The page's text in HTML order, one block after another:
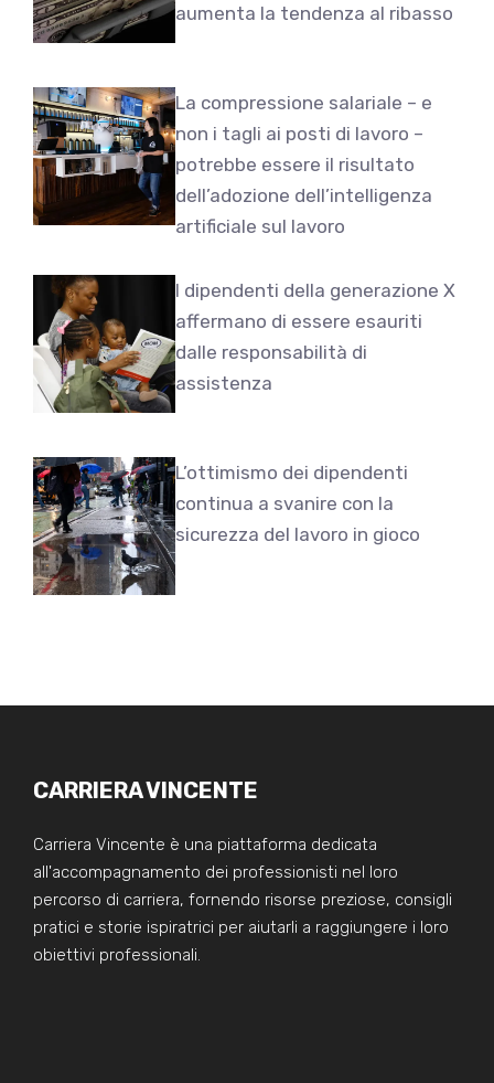
aumenta la tendenza al ribasso
La compressione salariale – e
non i tagli ai posti di lavoro –
potrebbe essere il risultato
dell’adozione dell’intelligenza
artificiale sul lavoro
I dipendenti della generazione X
affermano di essere esauriti
dalle responsabilità di
assistenza
L’ottimismo dei dipendenti
continua a svanire con la
sicurezza del lavoro in gioco
CARRIERA VINCENTE
Carriera Vincente è una piattaforma dedicata
all'accompagnamento dei professionisti nel loro
percorso di carriera, fornendo risorse preziose, consigli
pratici e storie ispiratrici per aiutarli a raggiungere i loro
obiettivi professionali.